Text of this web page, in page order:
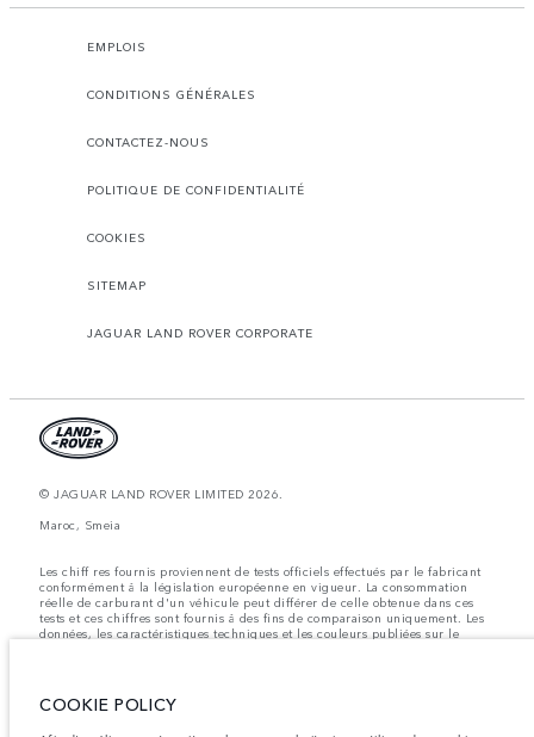
EMPLOIS
CONDITIONS GÉNÉRALES
CONTACTEZ-NOUS
POLITIQUE DE CONFIDENTIALITÉ
COOKIES
SITEMAP
JAGUAR LAND ROVER CORPORATE
© JAGUAR LAND ROVER LIMITED 2026.
Maroc, Smeia
Les chiff res fournis proviennent de tests officiels effectués par le fabricant
conformément å la législation européenne en vigueur. La consommation
réelle de carburant d'un véhicule peut différer de celle obtenue dans ces
tests et ces chiffres sont fournis å des fins de comparaison uniquement. Les
données, les caractéristiques techniques et les couleurs publiées sur le
Les poids indiqués correspondent à des spécifications de véhicule standard.
COOKIE POLICY